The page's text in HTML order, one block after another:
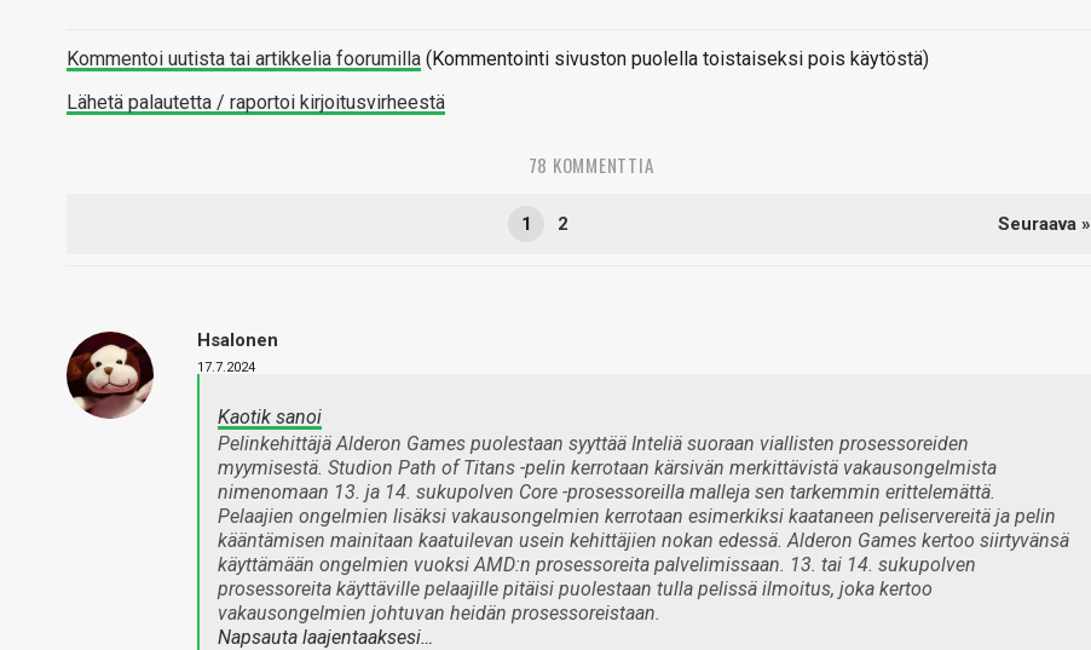
Kommentoi uutista tai artikkelia foorumilla (Kommentointi sivuston puolella toistaiseksi pois käytöstä)
Lähetä palautetta / raportoi kirjoitusvirheestä
78 KOMMENTTIA
1 2 Seuraava »
Hsalonen
17.7.2024
Kaotik sanoi
Pelinkehittäjä Alderon Games puolestaan syyttää Inteliä suoraan viallisten prosessoreiden
myymisestä. Studion Path of Titans -pelin kerrotaan kärsivän merkittävistä vakausongelmista
nimenomaan 13. ja 14. sukupolven Core -prosessoreilla malleja sen tarkemmin erittelemättä.
Pelaajien ongelmien lisäksi vakausongelmien kerrotaan esimerkiksi kaataneen peliservereitä ja pelin
kääntämisen mainitaan kaatuilevan usein kehittäjien nokan edessä. Alderon Games kertoo siirtyvänsä
käyttämään ongelmien vuoksi AMD:n prosessoreita palvelimissaan. 13. tai 14. sukupolven
prosessoreita käyttäville pelaajille pitäisi puolestaan tulla pelissä ilmoitus, joka kertoo
vakausongelmien johtuvan heidän prosessoreistaan.
Napsauta laajentaaksesi…